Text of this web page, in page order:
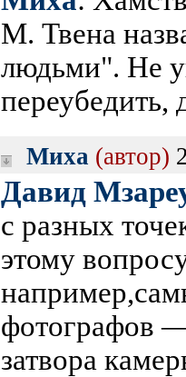
М. Твена
людьми". Не
переубедить,
Миха (автор)
Давид
с разных
этому
фотографов
затвора